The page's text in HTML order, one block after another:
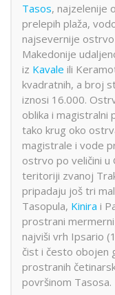
Tasos, najzelenije
prelepih plaža,
najsevernije
Makedonije
iz Kavale ili
kvadratnih, a broj
iznosi 16.000.
oblika i
tako krug oko
magistrale i vode
ostrvo po veličini u
teritoriji zvanoj
pripadaju još tri
Tasopula, Kinira i
prostrani
najviši vrh Ipsario
čist i često obojen
prostranih
površinom Tasosa.